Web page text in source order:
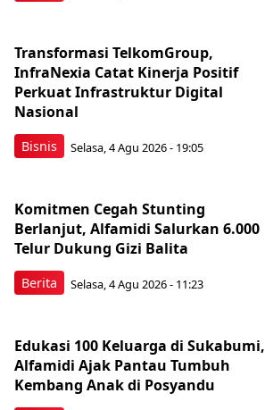
Bisnis
Transformasi TelkomGroup,
InfraNexia Catat Kinerja Positif
Perkuat Infrastruktur Digital
Nasional
Selasa, 4 Agu 2026 - 19:05
Berita
Komitmen Cegah Stunting
Berlanjut, Alfamidi Salurkan 6.000
Telur Dukung Gizi Balita
Selasa, 4 Agu 2026 - 11:23
Edukasi 100 Keluarga di Sukabumi,
Alfamidi Ajak Pantau Tumbuh
Kembang Anak di Posyandu